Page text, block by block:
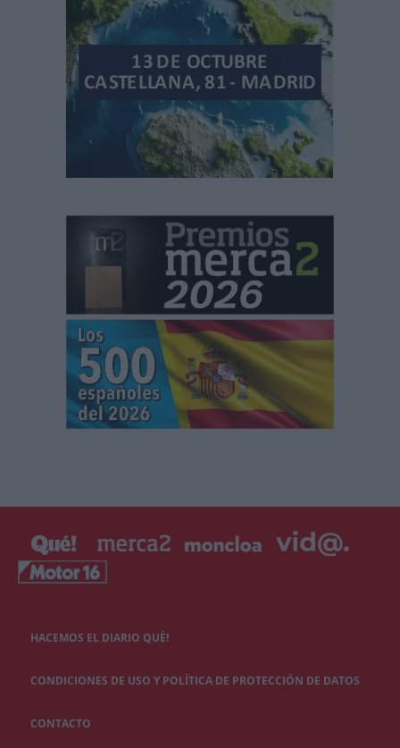
HACEMOS EL DIARIO QUÉ!
CONDICIONES DE USO Y POLÍTICA DE PROTECCIÓN DE DATOS
CONTACTO